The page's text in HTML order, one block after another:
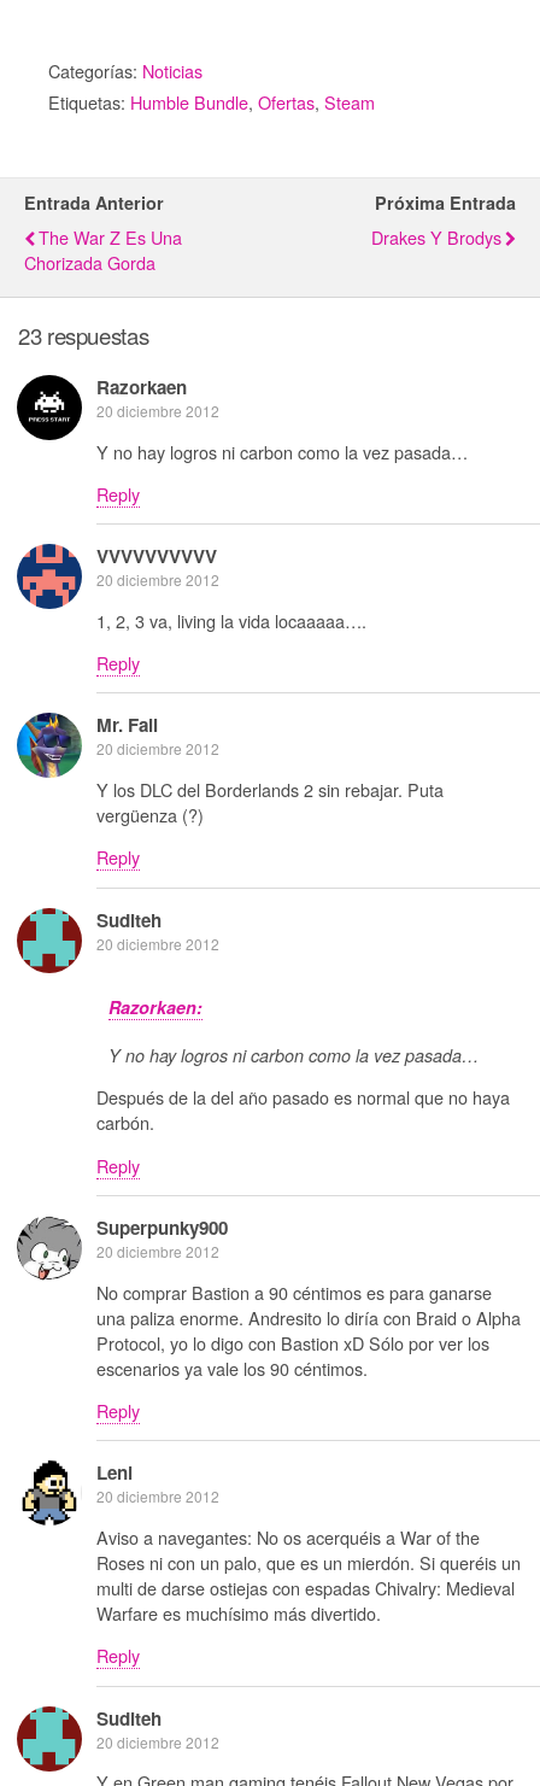
Categorías: Noticias
Etiquetas: Humble Bundle, Ofertas, Steam
Entrada Anterior
The War Z Es Una
Chorizada Gorda
Próxima Entrada
Drakes Y Brodys
23 respuestas
Razorkaen
20 diciembre 2012
Y no hay logros ni carbon como la vez pasada…
Reply
VVVVVVVVVV
20 diciembre 2012
1, 2, 3 va, living la vida locaaaaa….
Reply
Mr. Fail
20 diciembre 2012
Y los DLC del Borderlands 2 sin rebajar. Puta
vergüenza (?)
Reply
Suditeh
20 diciembre 2012
Razorkaen:
Y no hay logros ni carbon como la vez pasada…
Después de la del año pasado es normal que no haya
carbón.
Reply
Superpunky900
20 diciembre 2012
No comprar Bastion a 90 céntimos es para ganarse
una paliza enorme. Andresito lo diría con Braid o Alpha
Protocol, yo lo digo con Bastion xD Sólo por ver los
escenarios ya vale los 90 céntimos.
Reply
Leni
20 diciembre 2012
Aviso a navegantes: No os acerquéis a War of the
Roses ni con un palo, que es un mierdón. Si queréis un
multi de darse ostiejas con espadas Chivalry: Medieval
Warfare es muchísimo más divertido.
Reply
Suditeh
20 diciembre 2012